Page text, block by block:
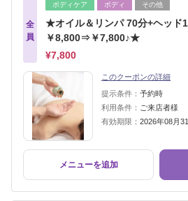
全
員
ボディケア ボディ その他
★オイル＆リンパ 70分+ヘッド
￥8,800⇒￥7,800♪★
¥7,800
このクーポンの詳細
提示条件： 予約時
利用条件： ご来店者様
有効期限： 2026年08月
メニューを追加